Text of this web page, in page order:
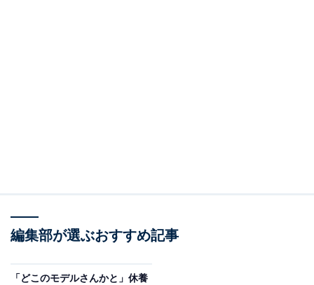
編集部が選ぶおすすめ記事
「どこのモデルさんかと」休養